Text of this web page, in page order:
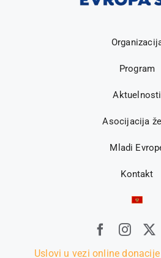
Program
Aktuelnosti
Asocijacija
Mladi
Kontakt
Uslovi u vezi online